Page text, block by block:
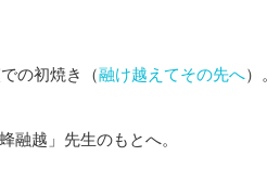
の初焼き（融け越えてその先へ）。
融越」先生のもとへ。